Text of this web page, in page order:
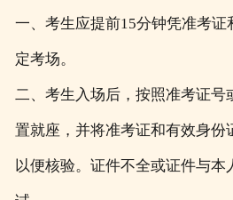
一、考生应提前15分钟凭准考证
定考场。
二、考生入场后，按照准考证号
置就座，并将准考证和有效身份
以便核验。证件不全或证件与